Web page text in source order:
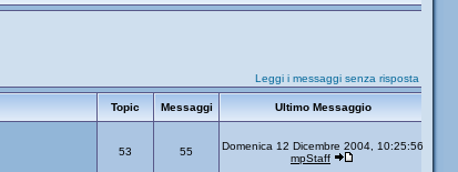
Leggi i messaggi senza risposta
Topic Messaggi Ultimo Messaggio
53 55
Domenica 12 Dicembre 2004, 10:25:56
mpStaff